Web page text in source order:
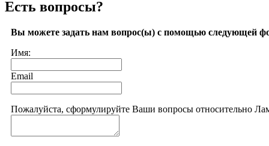
Есть вопросы?
Вы можете задать нам вопрос(ы) с помощью следующей
Имя:
Email
Пожалуйста, сформулируйте Ваши вопросы относительно